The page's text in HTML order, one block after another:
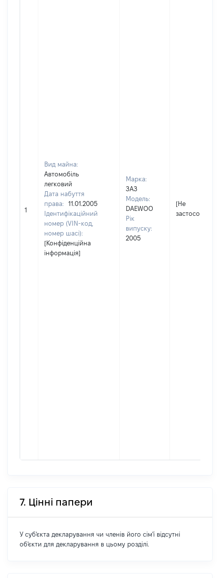
1
Вид майна:
Автомобіль
легковий
Дата набуття
права:
11.01.2005
Ідентифікаційний
номер (VIN-код,
номер шасі):
[Конфіденційна
інформація]
Марка:
ЗАЗ
Модель:
DAEWOO
Рік
випуску:
2005
[Не
7. Цінні папери
У суб'єкта декларування чи членів його сім'ї відсутні
об'єкти для декларування в цьому розділі.